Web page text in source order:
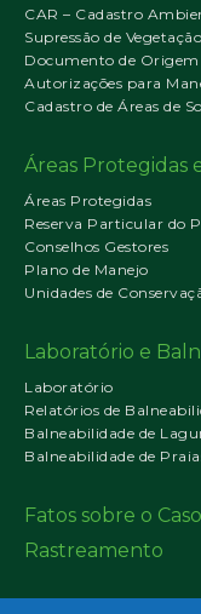
CAR – Cadastro
Supressão de
Documento de Origem
Autorizações para
Cadastro de Áreas de
Áreas Protegidas
Áreas Protegidas
Reserva Particular do
Conselhos Gestores
Plano de Manejo
Unidades de
Laboratório e
Laboratório
Relatórios de
Balneabilidade de
Balneabilidade de
Fatos sobre o
Rastreamento